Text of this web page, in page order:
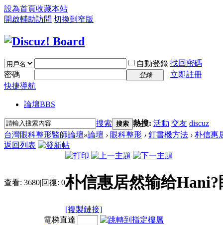
設為首頁收藏本站
開啟輔助訪問 切換到窄版
自動登錄 找回密碼
密碼
登錄
立即註冊
快捷導航
論壇BBS
搜索 搜索 熱搜: 活動 交友 discuz
台灣眼科整形醫師論壇»論壇 › 眼科整形 › 釘書機方法 › 朴信惠
返回列表
查看: 3680|回復: 0朴信惠居然输给
[複製鏈接]
電梯直達